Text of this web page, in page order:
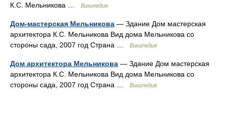
К.С. Мельникова …
Википедия
Дом-мастерская Мельникова — Здание Дом мастерская
архитектора К.С. Мельникова Вид дома Мельникова со
стороны сада, 2007 год Страна …
Википедия
Дом архитектора Мельникова — Здание Дом мастерская
архитектора К.С. Мельникова Вид дома Мельникова со
стороны сада, 2007 год Страна …
Википедия